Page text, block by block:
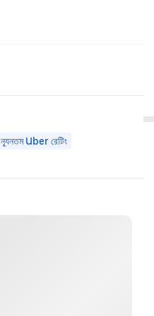
ন্যূনতম Uber রেটিং